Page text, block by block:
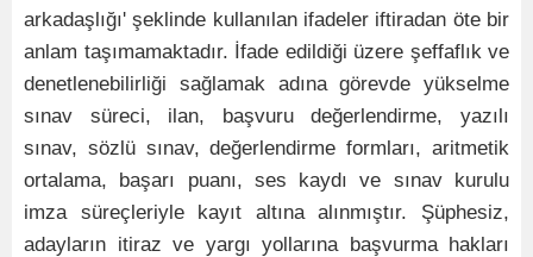
arkadaşlığı' şeklinde kullanılan ifadeler iftiradan öte bir
anlam taşımamaktadır. İfade edildiği üzere şeffaflık ve
denetlenebilirliği sağlamak adına görevde yükselme
sınav süreci, ilan, başvuru değerlendirme, yazılı
sınav, sözlü sınav, değerlendirme formları, aritmetik
ortalama, başarı puanı, ses kaydı ve sınav kurulu
imza süreçleriyle kayıt altına alınmıştır. Şüphesiz,
adayların itiraz ve yargı yollarına başvurma hakları